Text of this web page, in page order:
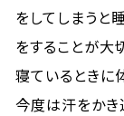
をしてしまうと
をすることが大
寝ているときに
今度は汗をかき